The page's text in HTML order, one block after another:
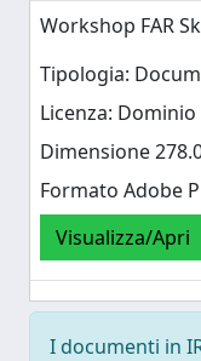
Workshop FAR
Tipologia:
Licenza:
Dimensione
Formato Adobe
Visualizza/Apri
I documenti in